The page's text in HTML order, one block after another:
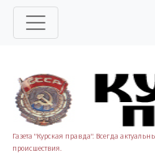
Газета "Курская правда". Всегда
происшествия.